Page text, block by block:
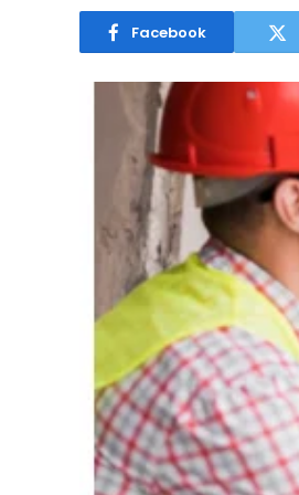
Facebook